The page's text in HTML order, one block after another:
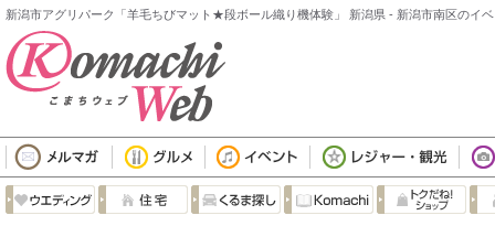
新潟市アグリパーク「羊毛ちびマット★段ボール織り機体験」 新潟県 - 新潟市南区のイ